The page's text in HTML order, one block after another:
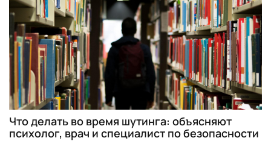
Что делать во время шутинга: объясняют
психолог, врач и специалист по безопасности